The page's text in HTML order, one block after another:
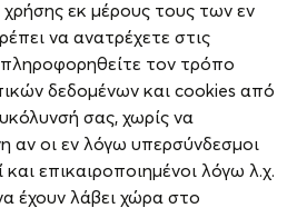
εκ μέρους τους των εν
να ανατρέχετε στις
πληροφορηθείτε τον τρόπο
δεδομένων και cookies από
σας, χωρίς να
αν οι εν λόγω υπερσύνδεσμοι
επικαιροποιημένοι λόγω λ.χ.
έχουν λάβει χώρα στο